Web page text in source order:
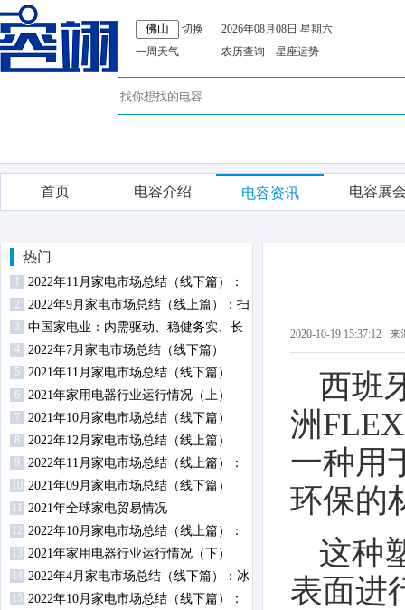
切换
一周天气
2026年08月08日 星期六
农历查询
星座运势
首页 电容介绍 电容资讯 电容展
热门
2022年11月家电市场总结（线下篇）：
扫地机器人零售额规模同比逆势增长
2
2022年9月家电市场总结（线上篇）：扫
地机器人高端占比提升
3
中国家电业：内需驱动、稳健务实、长
期向好
4 2022年7月家电市场总结（线下篇）
5 2021年11月家电市场总结（线下篇）
6 2021年家用电器行业运行情况（上）
7 2021年10月家电市场总结（线下篇）
8 2022年12月家电市场总结（线上篇）
9
2022年11月家电市场总结（线上篇）：
厨、小、环电各品类零售规模均下降
10 2021年09月家电市场总结（线下篇）
2021年全球家电贸易情况
12 2022年10月家电市场总结（线上篇）：
两净品类零售额规模均提升
13 2021年家用电器行业运行情况（下）
14 2022年4月家电市场总结（线下篇）：冰
柜零售额规模同比增长
15 2022年10月家电市场总结（线下篇）：
2020-10-19 15:37:12
西班
洲
一种用
环保的
这种
表面进